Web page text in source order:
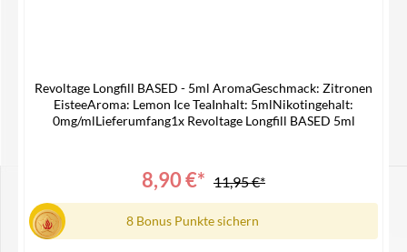
Revoltage Longfill BASED - 5ml AromaGeschmack: Zitronen
EisteeAroma: Lemon Ice TeaInhalt: 5mlNikotingehalt:
0mg/mlLieferumfang1x Revoltage Longfill BASED 5ml
8,90 €* 11,95 €*
8 Bonus Punkte sichern